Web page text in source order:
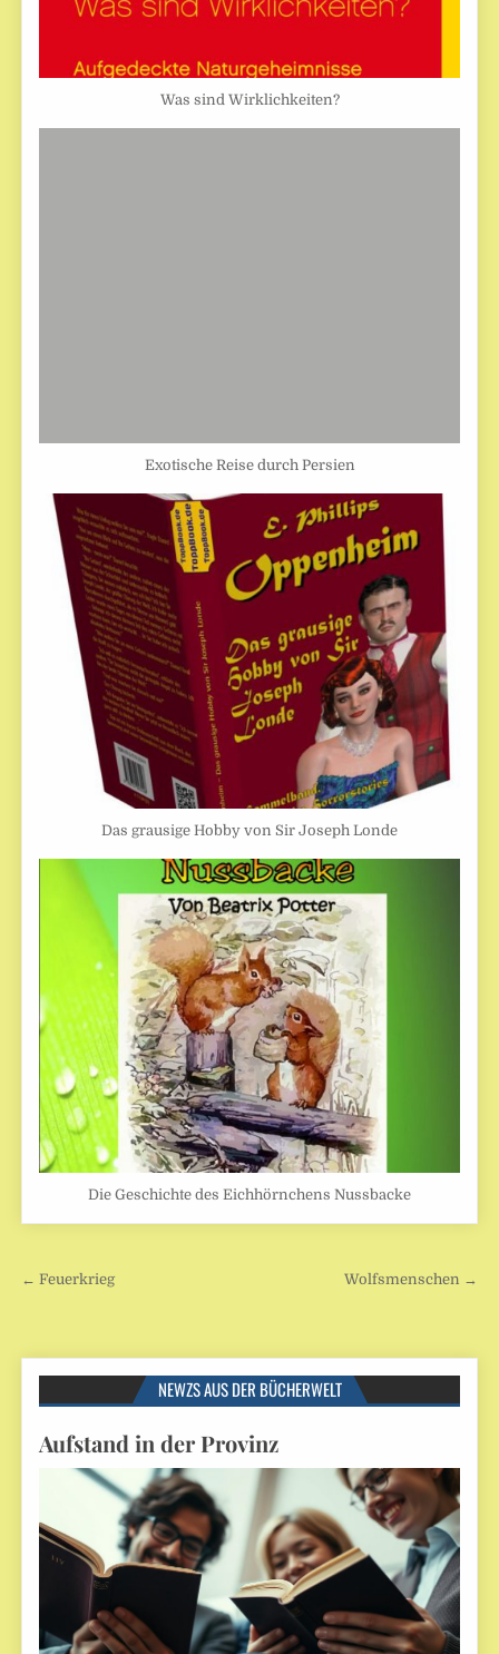
Was sind Wirklichkeiten?
Exotische Reise durch Persien
Das grausige Hobby von Sir Joseph Londe
Die Geschichte des Eichhörnchens Nussbacke
Beitragsnavigation
← Feuerkrieg Wolfsmenschen →
NEWZS AUS DER BÜCHERWELT
Aufstand in der Provinz